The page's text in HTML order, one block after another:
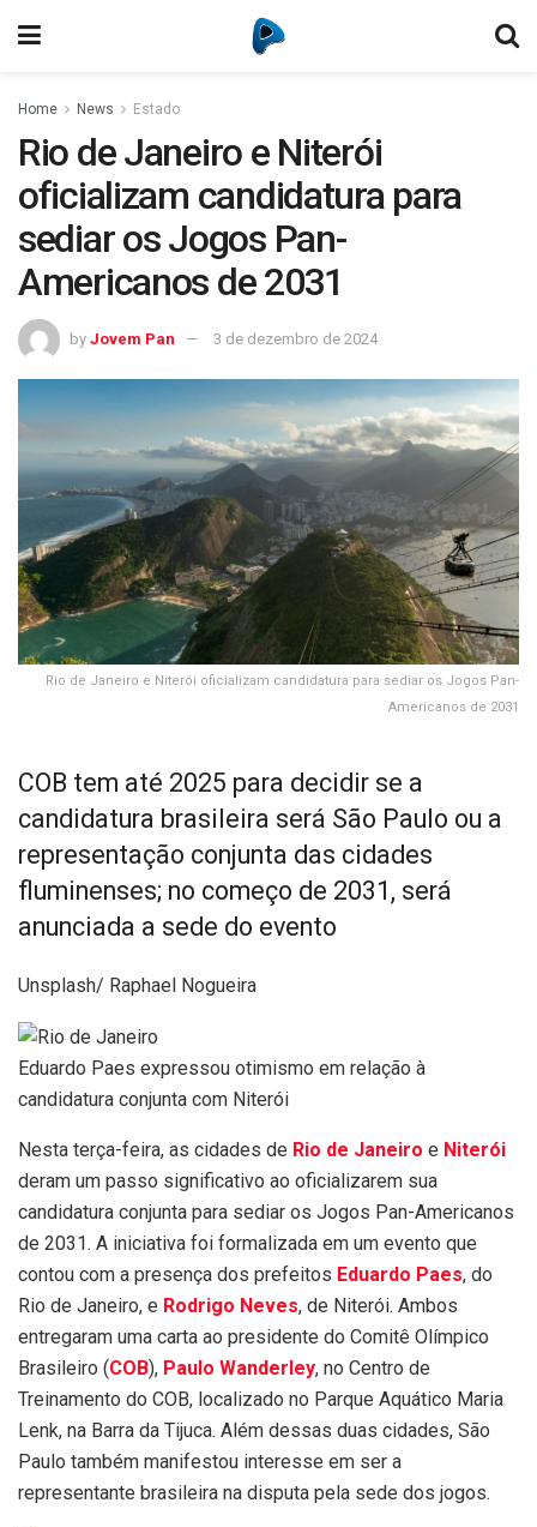
Home News Estado
Rio de Janeiro e Niterói
oficializam candidatura para
sediar os Jogos Pan-
Americanos de 2031
by Jovem Pan 3 de dezembro de 2024
Rio de Janeiro e Niterói oficializam candidatura para sediar os Jogos Pan-
Americanos de 2031
COB tem até 2025 para decidir se a
candidatura brasileira será São Paulo ou a
representação conjunta das cidades
fluminenses; no começo de 2031, será
anunciada a sede do evento
Unsplash/ Raphael Nogueira
Eduardo Paes expressou otimismo em relação à
candidatura conjunta com Niterói
Nesta terça-feira, as cidades de Rio de Janeiro e Niterói
deram um passo significativo ao oficializarem sua
candidatura conjunta para sediar os Jogos Pan-Americanos
de 2031. A iniciativa foi formalizada em um evento que
contou com a presença dos prefeitos Eduardo Paes, do
Rio de Janeiro, e Rodrigo Neves, de Niterói. Ambos
entregaram uma carta ao presidente do Comitê Olímpico
Brasileiro (COB), Paulo Wanderley, no Centro de
Treinamento do COB, localizado no Parque Aquático Maria
Lenk, na Barra da Tijuca. Além dessas duas cidades, São
Paulo também manifestou interesse em ser a
representante brasileira na disputa pela sede dos jogos.